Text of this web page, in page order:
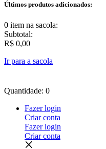
Últimos produtos adicionados:
0 item na sacola:
Subtotal:
R$ 0,00
Ir para a sacola
Quantidade: 0
Fazer login
Criar conta
Fazer login
Criar conta